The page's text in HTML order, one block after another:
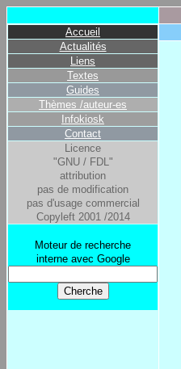
Accueil
Actualités
Liens
Textes
Guides
Thèmes /auteur-es
Infokiosk
Contact
Licence
"GNU / FDL"
attribution
pas de modification
pas d'usage commercial
Copyleft 2001 /2014
Moteur de recherche
interne avec Google